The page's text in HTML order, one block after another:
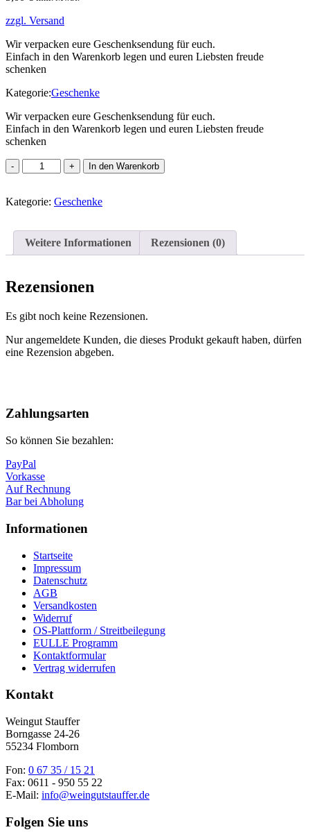
zzgl. Versand
Wir verpacken eure Geschenksendung für euch.
Einfach in den Warenkorb legen und euren Liebsten freude
schenken
Kategorie:Geschenke
Wir verpacken eure Geschenksendung für euch.
Einfach in den Warenkorb legen und euren Liebsten freude
schenken
Geschenk
Menge
In den Warenkorb
Kategorie: Geschenke
Weitere Informationen Rezensionen (0)
Rezensionen
Es gibt noch keine Rezensionen.
Nur angemeldete Kunden, die dieses Produkt gekauft haben, dürfen
eine Rezension abgeben.
oben
Zahlungsarten
So können Sie bezahlen:
PayPal
Vorkasse
Auf Rechnung
Bar bei Abholung
Informationen
Startseite
Impressum
Datenschutz
AGB
Versandkosten
Widerruf
OS-Plattform / Streitbeilegung
EULLE Programm
Kontaktformular
Vertrag widerrufen
Kontakt
Weingut Stauffer
Borngasse 24-26
55234 Flomborn
Fon: 0 67 35 / 15 21
Fax: 0611 - 950 55 22
E-Mail: info@weingutstauffer.de
Folgen Sie uns